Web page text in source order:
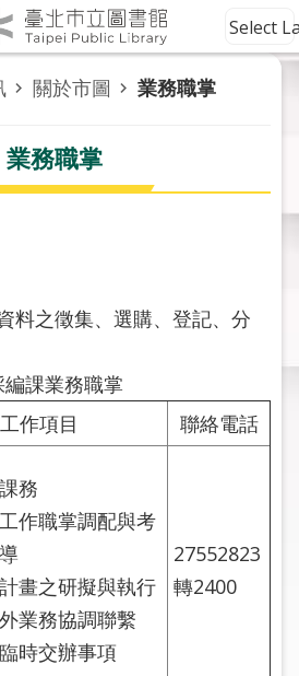
Select
關於市圖 業務職掌
業務職掌
料之徵集、選購、登記、分
編課業務職掌
工作項目 聯絡電話
務
作職掌調配與考
畫之研擬與執行
業務協調聯繫
時交辦事項
27552823
轉2400